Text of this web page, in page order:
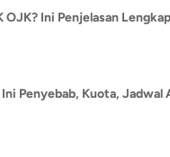
OJK? Ini Penjelasan
Penyebab, Kuota, Jadwal